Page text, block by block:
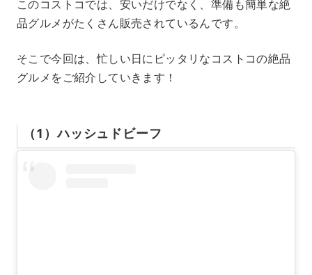
このコストコでは、安いだけでなく、準備も簡単な絶
品グルメがたくさん販売されているんです。
そこで今回は、忙しい日にピッタリなコストコの絶品
グルメをご紹介していきます！
（1）ハッシュドビーフ